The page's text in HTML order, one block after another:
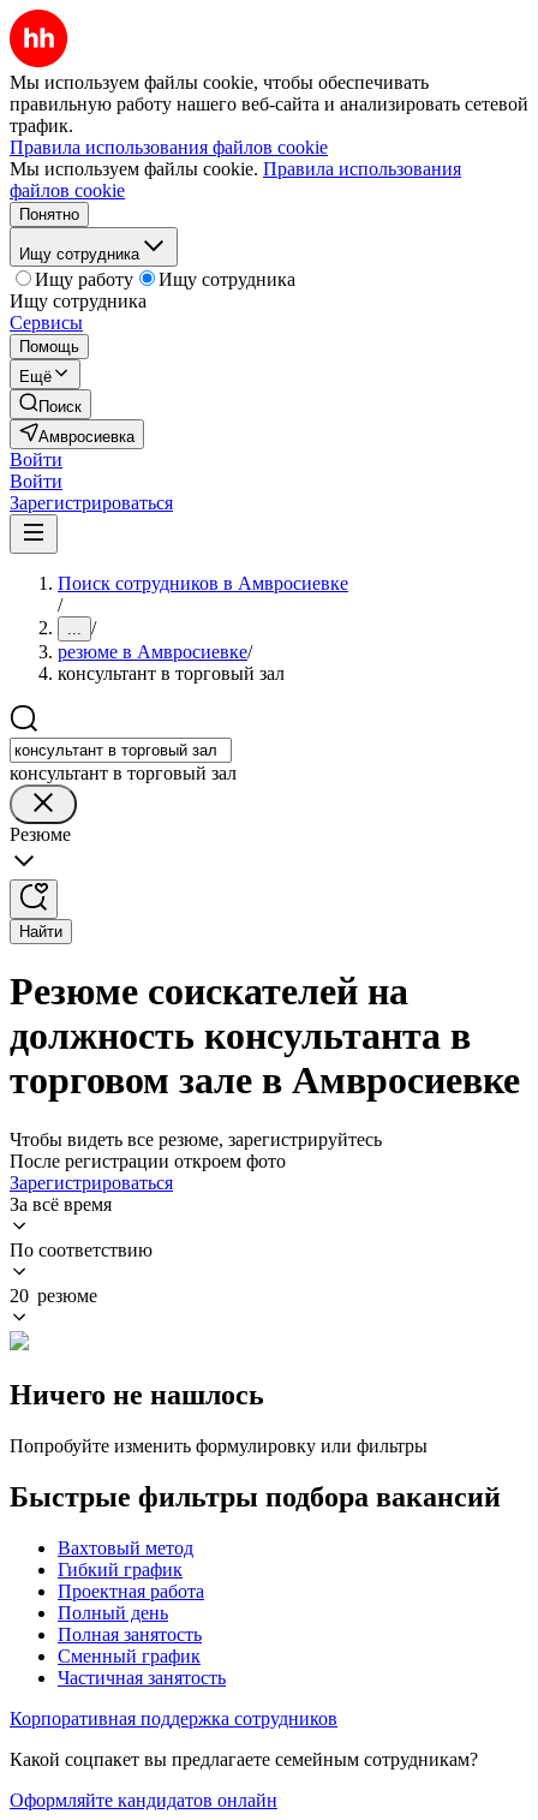
Мы используем файлы cookie, чтобы обеспечивать
правильную работу нашего веб-сайта и анализировать сетевой
трафик.
Правила использования файлов cookie
Мы используем файлы cookie. Правила использования
файлов cookie
Понятно
Ищу сотрудника
Ищу работу
Ищу сотрудника
Ищу сотрудника
Сервисы
Помощь
Ещё
Поиск
Амвросиевка
Войти
Войти
Зарегистрироваться
Поиск сотрудников в Амвросиевке
/
... /
резюме в Амвросиевке/
консультант в торговый зал
консультант в торговый зал
Резюме
Найти
Резюме соискателей на
должность консультанта в
торговом зале в Амвросиевке
Чтобы видеть все резюме, зарегистрируйтесь
После регистрации откроем фото
Зарегистрироваться
За всё время
По соответствию
20 резюме
Ничего не нашлось
Попробуйте изменить формулировку или фильтры
Быстрые фильтры подбора вакансий
Вахтовый метод
Гибкий график
Проектная работа
Полный день
Полная занятость
Сменный график
Частичная занятость
Корпоративная поддержка сотрудников
Какой соцпакет вы предлагаете семейным сотрудникам?
Оформляйте кандидатов онлайн